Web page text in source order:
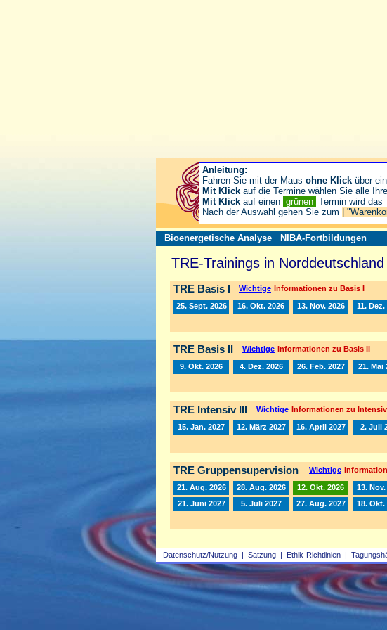
Datenschutz/Nutzung | Satzung | Ethik-Richtlinien |
Bioenergetische Analyse NIBA-Fortbildungen
TRE-Trainings in Norddeutschland
TRE Basis I Wichtige Informationen zu Basis I
25. Sept. 2026 16. Okt. 2026 13. Nov. 2026 11. Dez.
TRE Basis II Wichtige Informationen zu Basis II
9. Okt. 2026 4. Dez. 2026 26. Feb. 2027 21. Mai
TRE Intensiv III Wichtige Informationen zu
15. Jan. 2027 12. März 2027 16. April 2027 2. Juli
TRE Gruppensupervision Wichtige
21. Aug. 2026 28. Aug. 2026 12. Okt. 2026 13. Nov.
21. Juni 2027
5. Juli 2027 27. Aug. 2027 18. Okt.
Anleitung:
Fahren Sie mit der Maus ohne Klick über
Mit Klick auf die Termine wählen Sie alle
Mit Klick auf einen grünen Termin wird das
Nach der Auswahl gehen Sie zum
|